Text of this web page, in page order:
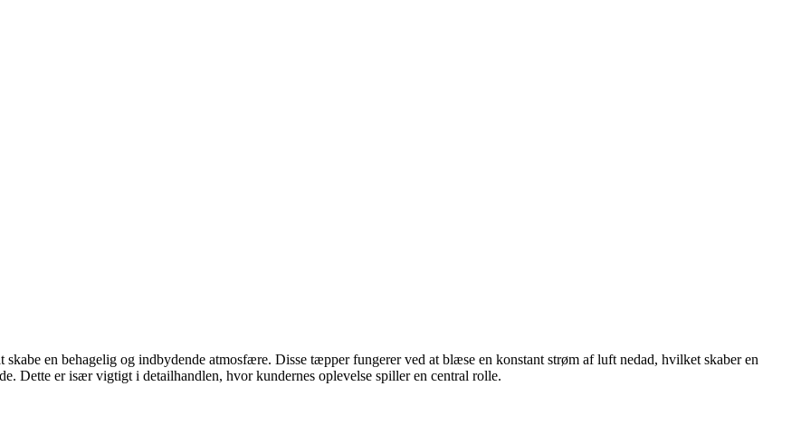
en behagelig og indbydende atmosfære. Disse tæpper fungerer ved at blæse en konstant strøm af luft nedad, hvilket skaber en
Dette er især vigtigt i detailhandlen, hvor kundernes oplevelse spiller en central rolle.